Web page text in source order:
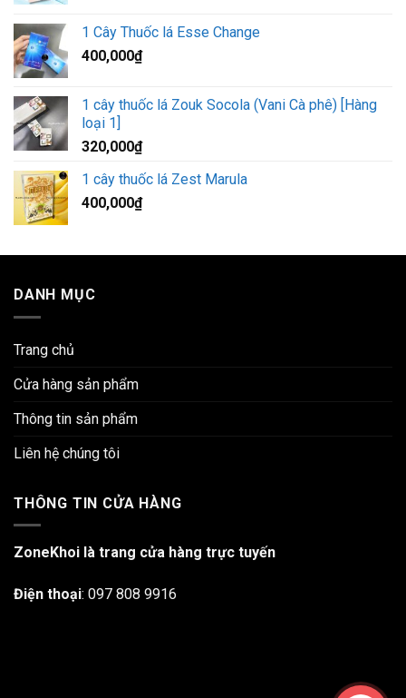
345,000₫.là:
1 Cây Thuốc lá Esse Change
400,000₫
1 cây thuốc lá Zouk Socola (Vani Cà phê) [Hàng
loại 1]
320,000₫
1 cây thuốc lá Zest Marula
400,000₫
DANH MỤC
Trang chủ
Cửa hàng sản phẩm
Thông tin sản phẩm
Liên hệ chúng tôi
THÔNG TIN CỬA HÀNG
ZoneKhoi là trang cửa hàng trực tuyến
Điện thoại: 097 808 9916